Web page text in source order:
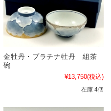
金牡丹・プラチナ牡丹 組茶
碗
¥13,750(税込)
在庫 4個